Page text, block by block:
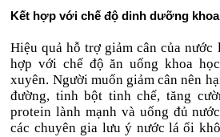
Kết hợp với chế độ dinh dưỡng
Hiệu quả hỗ trợ giảm cân của
hợp với chế độ ăn uống khoa
xuyên. Người muốn giảm cân nên
đường, tinh bột tinh chế, tăng
protein lành mạnh và uống đủ
các chuyên gia lưu ý nước lá ổi